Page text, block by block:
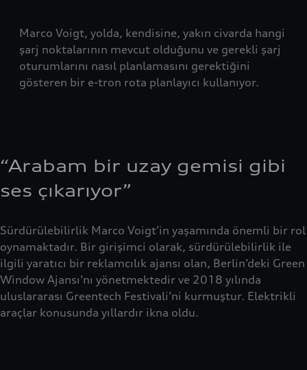
Marco Voigt, yolda, kendisine, yakın civarda hangi
şarj noktalarının mevcut olduğunu ve gerekli şarj
oturumlarını nasıl planlamasını gerektiğini
gösteren bir e-tron rota planlayıcı kullanıyor.
“Arabam bir uzay gemisi gibi
ses çıkarıyor”
Sürdürülebilirlik Marco Voigt’in yaşamında önemli bir rol
oynamaktadır. Bir girişimci olarak, sürdürülebilirlik ile
ilgili yaratıcı bir reklamcılık ajansı olan, Berlin’deki Green
Window Ajansı’nı yönetmektedir ve 2018 yılında
uluslararası Greentech Festivali’ni kurmuştur. Elektrikli
araçlar konusunda yıllardır ikna oldu.